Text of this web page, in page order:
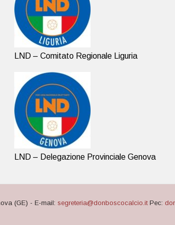
LND – Comitato Regionale Liguria
LND – Delegazione Provinciale Genova
(GE) - E-mail: segreteria@donboscocalcio.itPec: